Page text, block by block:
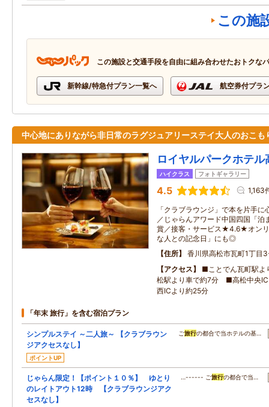
この施
この施設と交通手段を自由に組み合わせたおトクな
新幹線/特急付プラン一覧へ 航空券付プラ
中心地にありながら非日常のラグジュアリーステイ大人のおこも
ロイヤルパークホテル
ハイクラス フォトギャラリー
4.5 1,163
「クラブラウンジ」で本を片手
／じゃらんアワード中国四国「泊
賞／接客・サービス★4.6★オン
な人との記念日」にも◎
住所
香川県高松市瓦町1丁目
アクセス
■ことでん瓦町駅
松駅より車で約7分 ■高松中央IC
西ICより約25分
「年末 旅行」を含む宿泊プラン
シンプルステイ ～二人旅～ 【クラブラウン
ジアクセスなし】
ポイントUP
ご旅行の都合で当ホテルの基…
じゃらん限定！【ポイント１０％】 ゆとり
のレイトアウト12時 【クラブラウンジアク
セスなし】
…------ ご旅行の都合で当…